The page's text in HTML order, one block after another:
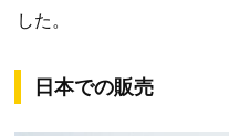
した。
日本での販売